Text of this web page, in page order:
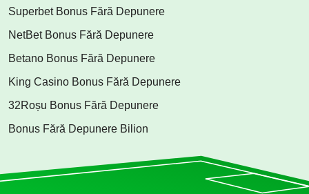
Superbet Bonus Fără Depunere
NetBet Bonus Fără Depunere
Betano Bonus Fără Depunere
King Casino Bonus Fără Depunere
32Roșu Bonus Fără Depunere
Bonus Fără Depunere Bilion